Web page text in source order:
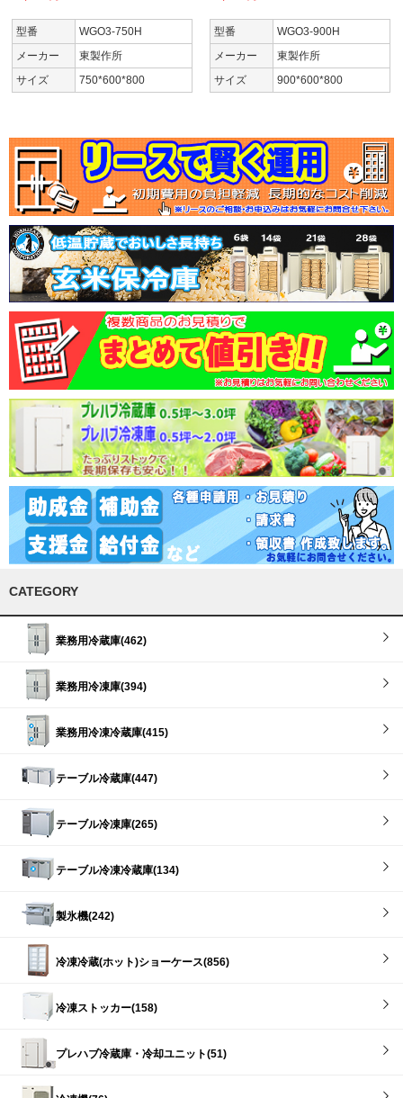
型番
WGO3-750H
メーカー
東製作所
サイズ
750*600*800
型番
WGO3-900H
メーカー
東製作所
サイズ
900*600*800
CATEGORY
業務用冷蔵庫(462)
業務用冷凍庫(394)
業務用冷凍冷蔵庫(415)
テーブル冷蔵庫(447)
テーブル冷凍庫(265)
テーブル冷凍冷蔵庫(134)
製氷機(242)
冷凍冷蔵(ホット)ショーケース(856)
冷凍ストッカー(158)
プレハブ冷蔵庫・冷却ユニット(51)